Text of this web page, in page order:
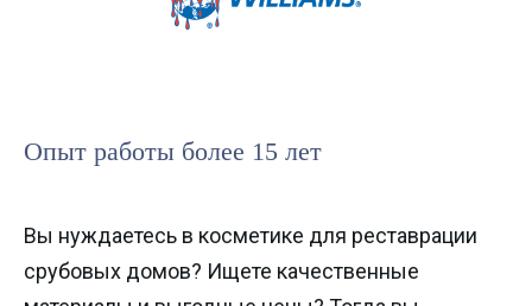
Опыт работы более 15 лет
Вы нуждаетесь в косметике для реставрации
срубовых домов? Ищете качественные